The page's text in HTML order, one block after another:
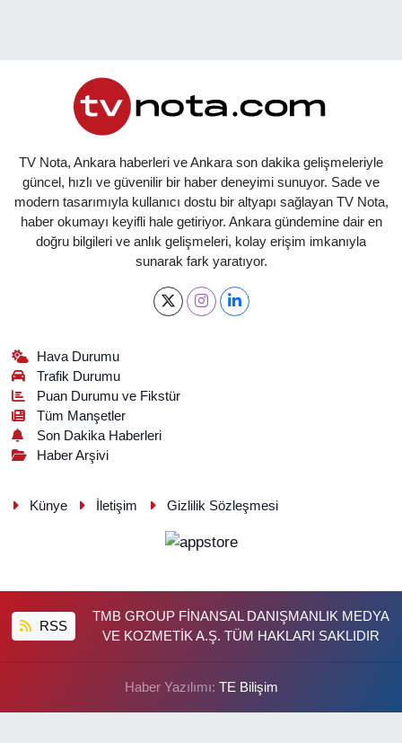
TV Nota, Ankara haberleri ve Ankara son dakika gelişmeleriyle
güncel, hızlı ve güvenilir bir haber deneyimi sunuyor. Sade ve
modern tasarımıyla kullanıcı dostu bir altyapı sağlayan TV Nota,
haber okumayı keyifli hale getiriyor. Ankara gündemine dair en
doğru bilgileri ve anlık gelişmeleri, kolay erişim imkanıyla
sunarak fark yaratıyor.
Hava Durumu
Trafik Durumu
Puan Durumu ve Fikstür
Tüm Manşetler
Son Dakika Haberleri
Haber Arşivi
Künye İletişim Gizlilik Sözleşmesi
RSS
TMB GROUP FİNANSAL DANIŞMANLIK MEDYA
VE KOZMETİK A.Ş. TÜM HAKLARI SAKLIDIR
Haber Yazılımı: TE Bilişim